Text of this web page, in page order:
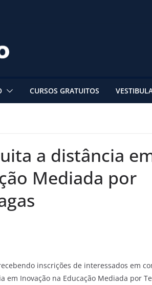
CURSOS GRATUITOS
a distância
Mediada por
inscrições de interessados em
em Inovação na Educação Mediada por